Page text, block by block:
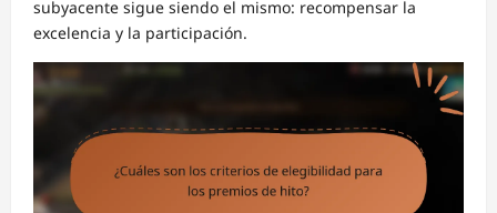
subyacente sigue siendo el mismo: recompensar la
excelencia y la participación.